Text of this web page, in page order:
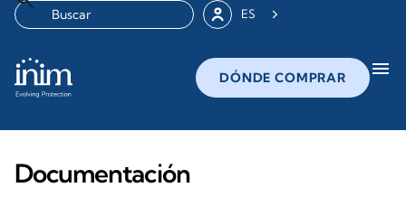
ES
DÓNDE COMPRAR menu
Documentación